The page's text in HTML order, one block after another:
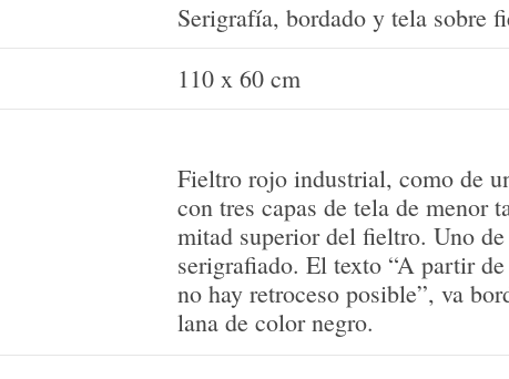
Serigrafía, bordado y tela sobre
110 x 60 cm
Fieltro rojo industrial, como de
con tres capas de tela de menor
mitad superior del fieltro. Uno de
serigrafiado. El texto “A partir
no hay retroceso posible”, va
lana de color negro.